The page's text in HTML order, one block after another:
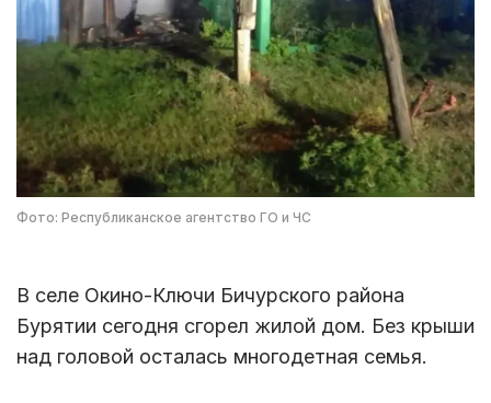
Фото: Республиканское агентство ГО и ЧС
В селе Окино-Ключи Бичурского района
Бурятии сегодня сгорел жилой дом. Без крыши
над головой осталась многодетная семья.